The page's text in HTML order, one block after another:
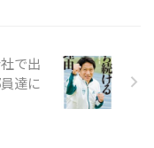
で出
達に